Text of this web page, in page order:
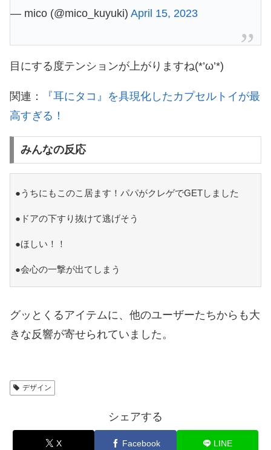
— mico (@mico_kuyuki) April 15, 2023
目にする度テンションが上がりますね(*’ω’*)
関連：
『耳にタコ』を具現化したカプセルトイが最
高すぎる！
みんなの反応
●うちにもこのこ居ます！パパがクレゲでGETしました
●ドアの下すり抜けて逃げそう
●ほしい！！
●会心の一撃が出てしまう
グッとくるアイテムに、他のユーザーたちからも大
きな反響が寄せられていました。
デザイン
シェアする
X Facebook LINE